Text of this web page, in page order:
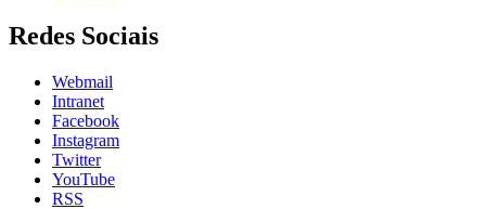
Redes Sociais
Webmail
Intranet
Facebook
Instagram
Twitter
YouTube
RSS